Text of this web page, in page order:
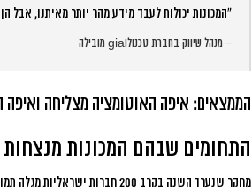
“המכונות יכולות לעבד מידע מהר יותר מאיתנו,
– מנהל שיווק בחברת טכנולוgia מובילה
הממצאים: איפה האוטומציה מצליחה ואיפה
התחומים שבהם המכונות מנצחות